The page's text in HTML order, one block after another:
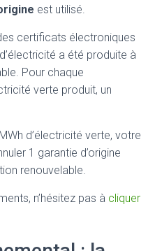
est utilisé.
certificats électroniques
a été produite à
Pour chaque
verte produit, un
d’électricité verte, votre
1 garantie d’origine
renouvelable.
n’hésitez pas à cliquer